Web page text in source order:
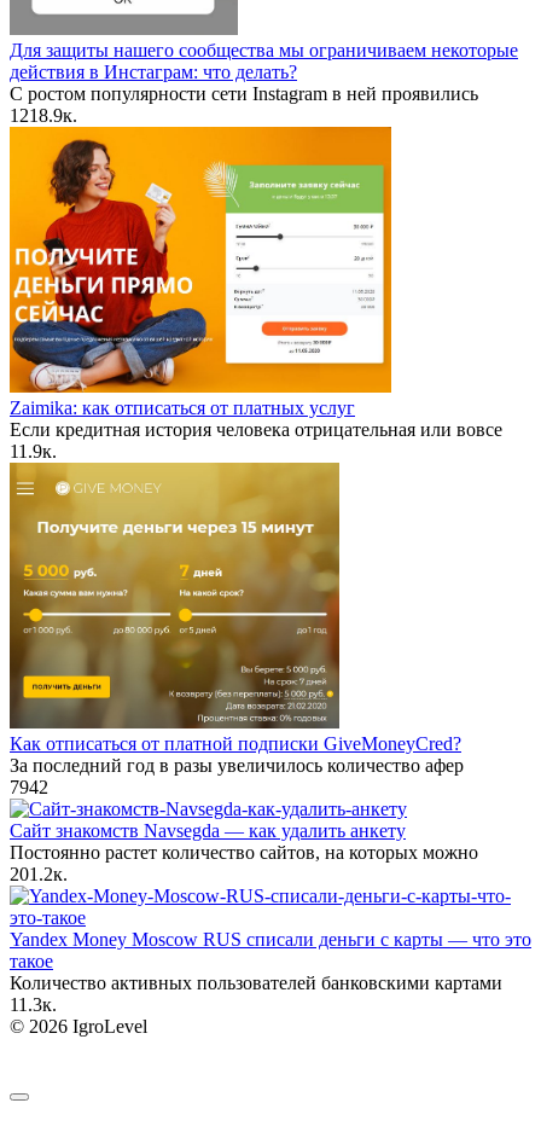
Для защиты нашего сообщества мы ограничиваем некоторые
действия в Инстаграм: что делать?
С ростом популярности сети Instagram в ней проявились
1218.9к.
Zaimika: как отписаться от платных услуг
Если кредитная история человека отрицательная или вовсе
11.9к.
Как отписаться от платной подписки GiveMoneyCred?
За последний год в разы увеличилось количество афер
7942
Сайт знакомств Navsegda — как удалить анкету
Постоянно растет количество сайтов, на которых можно
201.2к.
Yandex Money Moscow RUS списали деньги с карты — что это
такое
Количество активных пользователей банковскими картами
11.3к.
© 2026 IgroLevel